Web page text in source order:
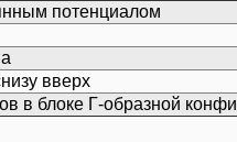
потенциалом
вверх
в блоке Г-образной